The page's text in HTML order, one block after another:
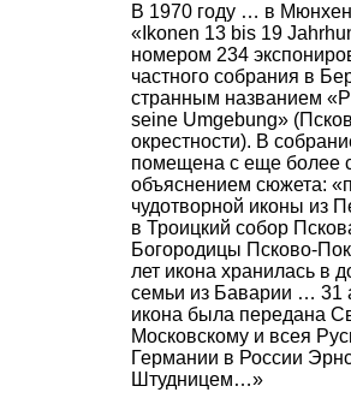
В 1970 году … в
«Ikonen 13 bis 19
номером 234
частного собрания в
странным названием
seine Umgebung»
окрестности). В
помещена с еще более
объяснением сюжета:
чудотворной иконы из
в Троицкий собор
Богородицы Псково-
лет икона хранилась в
семьи из Баварии … 31
икона была передана
Московскому и всея
Германии в России
Штудницем…»